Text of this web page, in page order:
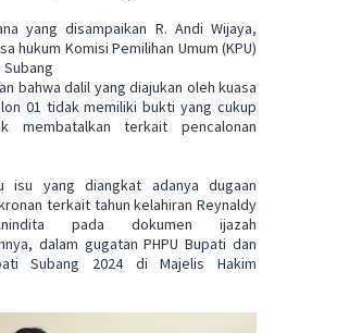
yang disampaikan R. Andi Wijaya,
hukum Komisi Pemilihan Umum (KPU)
bahwa dalil yang diajukan oleh kuasa
01 tidak memiliki bukti yang cukup
membatalkan terkait pencalonan
isu yang diangkat adanya dugaan
terkait tahun kelahiran Reynaldy
pada dokumen ijazah
dalam gugatan PHPU Bupati dan
Subang 2024 di Majelis Hakim